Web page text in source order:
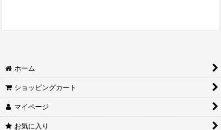
ホーム
ショッピングカート
マイページ
お気に入り